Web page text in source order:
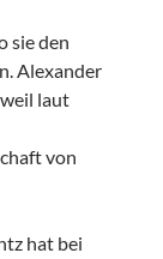
sie den
Alexander
laut
von
hat bei